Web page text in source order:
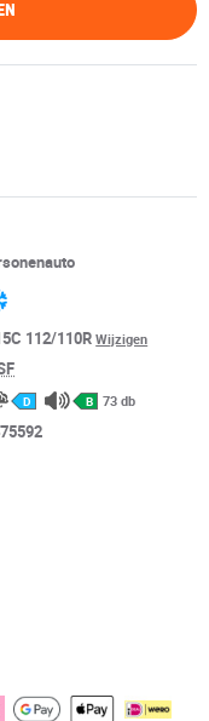
112/110RWijzigen
D B 73 db